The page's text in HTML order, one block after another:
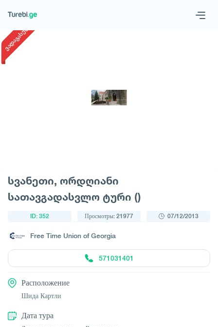
ვადაგასული
სვანეთი, ორდღიანი
სათავგადასვლო ტური ()
ID: 352 Просмотры: 21977 07/12/2013
Free Time Union of Georgia
571031401
Расположение
Шида Картли
Дата тура